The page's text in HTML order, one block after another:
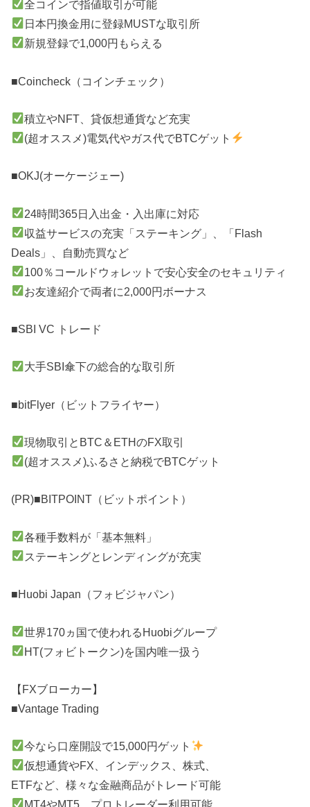
全コインで指値取引が可能
日本円換金用に登録MUSTな取引所
新規登録で1,000円もらえる
■Coincheck（コインチェック）
積立やNFT、貸仮想通貨など充実
(超オススメ)電気代やガス代でBTCゲット
■OKJ(オーケージェー)
24時間365日入出金・入出庫に対応
収益サービスの充実「ステーキング」、「Flash
Deals」、自動売買など
100％コールドウォレットで安心安全のセキュリティ
お友達紹介で両者に2,000円ボーナス
■SBI VC トレード
大手SBI傘下の総合的な取引所
■bitFlyer（ビットフライヤー）
現物取引とBTC＆ETHのFX取引
(超オススメ)ふるさと納税でBTCゲット
(PR)■BITPOINT（ビットポイント）
各種手数料が「基本無料」
ステーキングとレンディングが充実
■Huobi Japan（フォビジャパン）
世界170ヵ国で使われるHuobiグループ
HT(フォビトークン)を国内唯一扱う
【FXブローカー】
■Vantage Trading
今なら口座開設で15,000円ゲット
仮想通貨やFX、インデックス、株式、
ETFなど、様々な金融商品がトレード可能
MT4やMT5、プロトレーダー利用可能